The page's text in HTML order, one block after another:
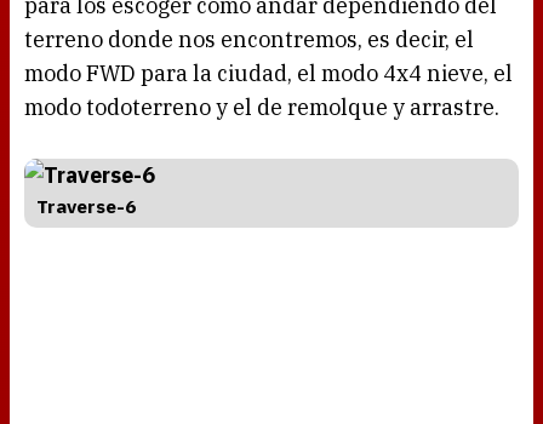
para los escoger como andar dependiendo del
terreno donde nos encontremos, es decir, el
modo FWD para la ciudad, el modo 4x4 nieve, el
modo todoterreno y el de remolque y arrastre.
Traverse-6